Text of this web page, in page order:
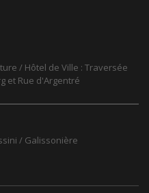
/ Hôtel de Ville : Traversée
et Rue d'Argentré
/ Galissonière